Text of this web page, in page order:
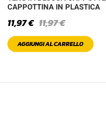
CAPPOTTINA IN PLASTICA
11,97€
11,97€
AGGIUNGI AL CARRELLO